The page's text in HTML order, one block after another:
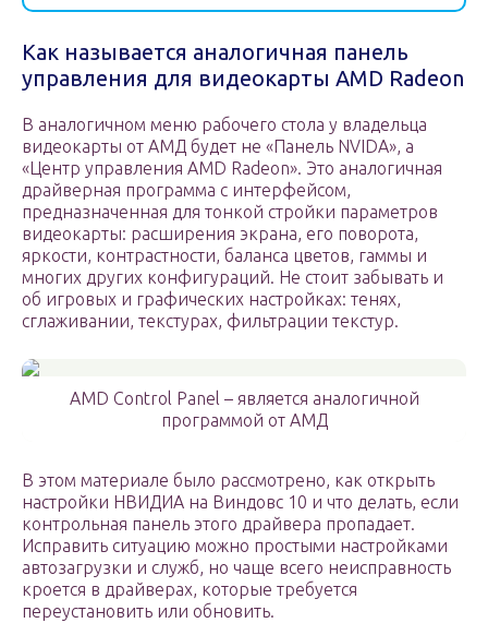
Как называется аналогичная панель
управления для видеокарты AMD Radeon
В аналогичном меню рабочего стола у владельца
видеокарты от АМД будет не «Панель NVIDA», а
«Центр управления AMD Radeon». Это аналогичная
драйверная программа с интерфейсом,
предназначенная для тонкой стройки параметров
видеокарты: расширения экрана, его поворота,
яркости, контрастности, баланса цветов, гаммы и
многих других конфигураций. Не стоит забывать и
об игровых и графических настройках: тенях,
сглаживании, текстурах, фильтрации текстур.
AMD Control Panel – является аналогичной
программой от АМД
В этом материале было рассмотрено, как открыть
настройки НВИДИА на Виндовс 10 и что делать, если
контрольная панель этого драйвера пропадает.
Исправить ситуацию можно простыми настройками
автозагрузки и служб, но чаще всего неисправность
кроется в драйверах, которые требуется
переустановить или обновить.